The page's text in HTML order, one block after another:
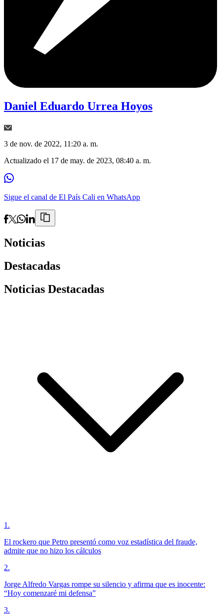
Daniel Eduardo Urrea Hoyos
3 de nov. de 2022, 11:20 a. m.
Actualizado el 17 de may. de 2023, 08:40 a. m.
Sigue el canal de El País Cali en WhatsApp
Noticias
Destacadas
Noticias Destacadas
1 .
El rockero que Petro presentó como voz estadística del fraude,
admite que no hizo los cálculos
2.
Jorge Alfredo Vargas rompe su silencio y afirma que es inocente:
“Hoy comenzaré mi defensa”
3.